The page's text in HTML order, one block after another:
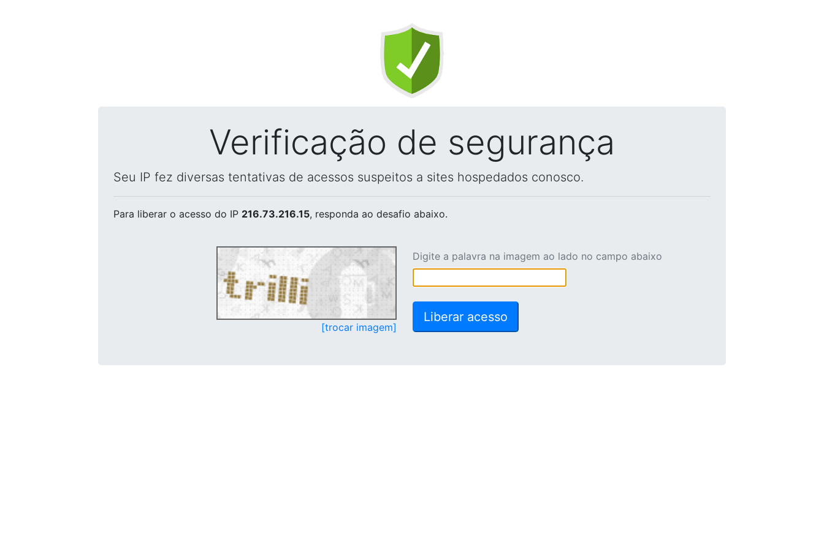
Verificação de segurança
Seu IP fez diversas tentativas de acessos suspeitos a sites hospedados conosco.
Para liberar o acesso do IP 216.73.216.15, responda ao desafio abaixo.
[trocar imagem]
Digite a palavra na imagem ao lado no campo abaixo